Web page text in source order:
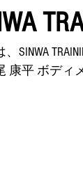
SINWA
康平 ボディ